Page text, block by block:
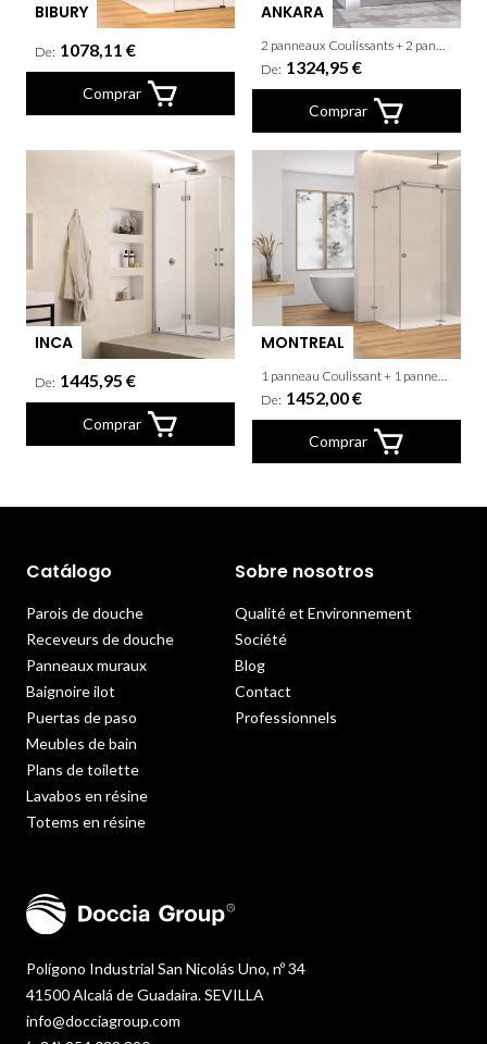
BIBURY
De: 1078,11 €
Comprar
ANKARA
2 panneaux Coulissants + 2 panneaux fixes
De: 1324,95 €
Comprar
INCA
De: 1445,95 €
Comprar
MONTREAL
1 panneau Coulissant + 1 panneau fixe + latèral fixe
De: 1452,00 €
Comprar
Polígono Industrial San Nicolás Uno, nº 34
41500 Alcalá de Guadaira. SEVILLA
info@docciagroup.com
Catálogo
Parois de douche
Receveurs de douche
Panneaux muraux
Baignoire ilot
Puertas de paso
Meubles de bain
Plans de toilette
Lavabos en résine
Totems en résine
Sobre nosotros
Qualité et Environnement
Société
Blog
Contact
Professionnels